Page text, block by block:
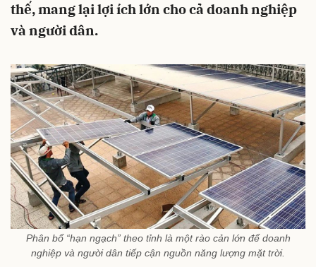
thế, mang lại lợi ích lớn cho cả doanh nghiệp
và người dân.
Phân bổ “hạn ngạch” theo tỉnh là một rào cản lớn để doanh
nghiệp và người dân tiếp cận nguồn năng lượng mặt trời.
Hủy Gửi